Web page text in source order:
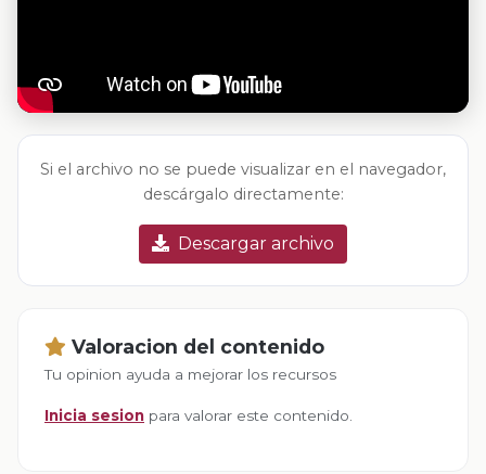
Si el archivo no se puede visualizar en el navegador,
descárgalo directamente:
Descargar archivo
Valoracion del contenido
Tu opinion ayuda a mejorar los recursos
Inicia sesion para valorar este contenido.